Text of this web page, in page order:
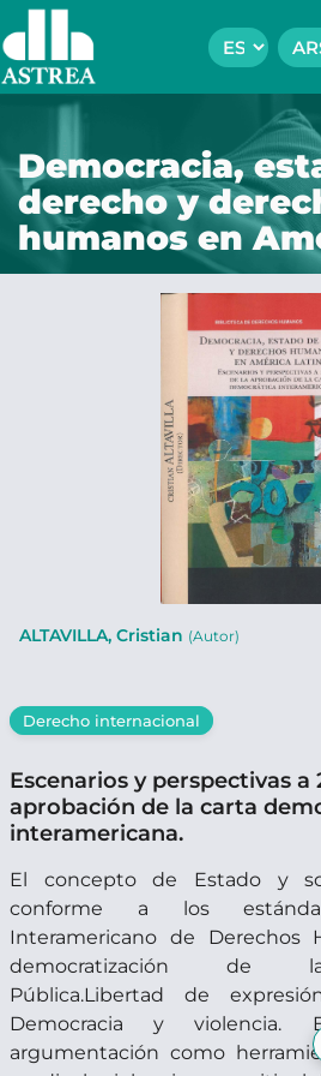
Democracia,
derecho y
humanos en
ALTAVILLA, Cristian (Autor)
Derecho internacional
Escenarios y perspectivas a
aprobación de la carta
interamericana.
El concepto de Estado y
conforme a los
Interamericano de Derechos
democratización de
Pública.Libertad de
Democracia y
argumentación como